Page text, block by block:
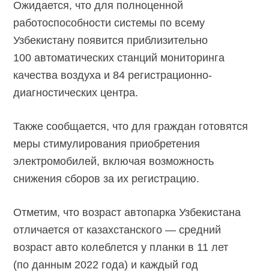
Ожидается, что для полноценной
работоспособности системы по всему
Узбекистану появится приблизительно
100 автоматических станций мониторинга
качества воздуха и 84 регистрационно-
диагностических центра.
Также сообщается, что для граждан готовятся
меры стимулирования приобретения
электромобилей, включая возможность
снижения сборов за их регистрацию.
Отметим, что возраст автопарка Узбекистана
отличается от казахстанского — средний
возраст авто колеблется у планки в 11 лет
(по данным 2022 года) и каждый год